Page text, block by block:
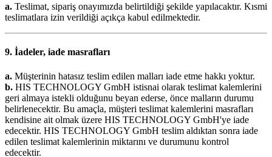
a. Teslimat, sipariş onayımızda belirtildiği şekilde yapılacaktır. Kısmi
teslimatlara izin verildiği açıkça kabul edilmektedir.
9. İadeler, iade masrafları
a. Müşterinin hatasız teslim edilen malları iade etme hakkı yoktur.
b. HIS TECHNOLOGY GmbH istisnai olarak teslimat kalemlerini
geri almaya istekli olduğunu beyan ederse, önce malların durumu
belirlenecektir. Bu amaçla, müşteri teslimat kalemlerini masrafları
kendisine ait olmak üzere HIS TECHNOLOGY GmbH'ye iade
edecektir. HIS TECHNOLOGY GmbH teslim aldıktan sonra iade
edilen teslimat kalemlerinin miktarını ve durumunu kontrol
edecektir.